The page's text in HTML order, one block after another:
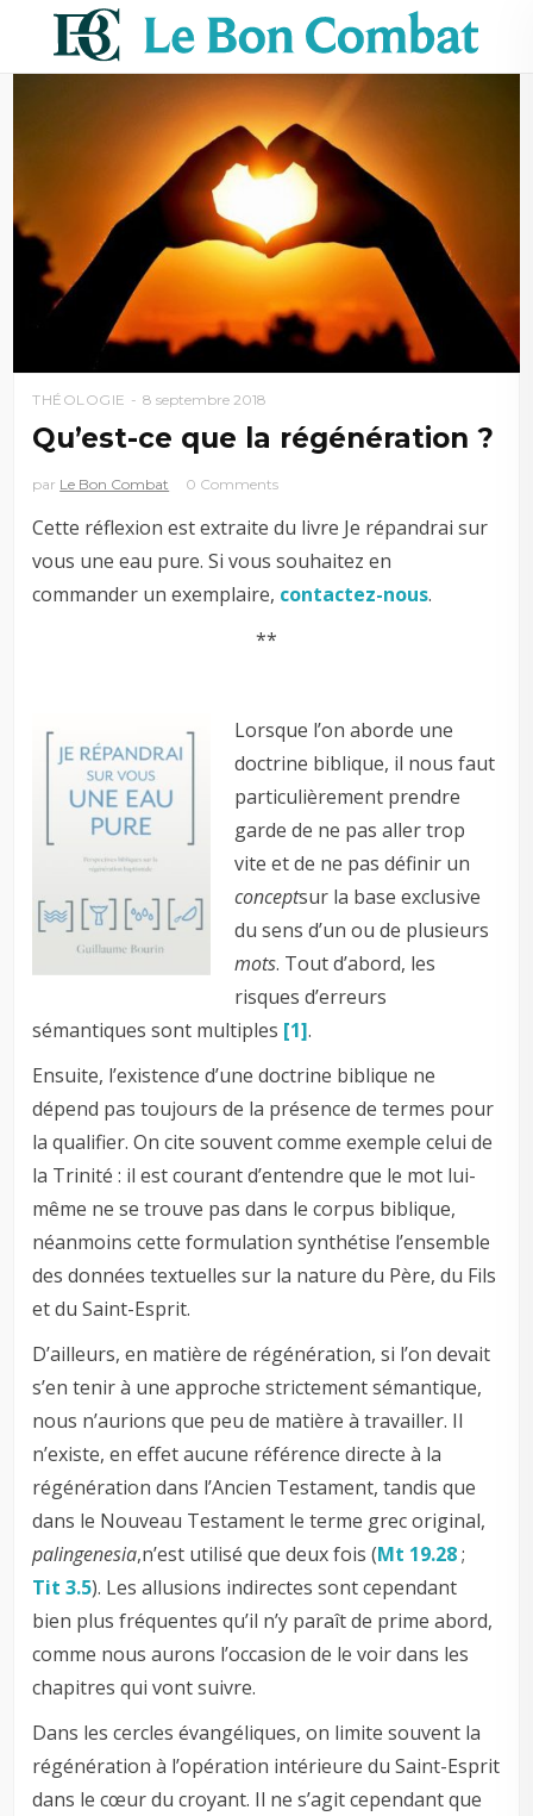
THÉOLOGIE 8 septembre 2018
Qu’est-ce que la régénération ?
par Le Bon Combat 0 Comments
Cette réflexion est extraite du livre Je répandrai sur
vous une eau pure. Si vous souhaitez en
commander un exemplaire, contactez-nous.
**
Lorsque l’on aborde une
doctrine biblique, il nous faut
particulièrement prendre
garde de ne pas aller trop
vite et de ne pas définir un
conceptsur la base exclusive
du sens d’un ou de plusieurs
mots. Tout d’abord, les
risques d’erreurs
sémantiques sont multiples [1].
Ensuite, l’existence d’une doctrine biblique ne
dépend pas toujours de la présence de termes pour
la qualifier. On cite souvent comme exemple celui de
la Trinité : il est courant d’entendre que le mot lui-
même ne se trouve pas dans le corpus biblique,
néanmoins cette formulation synthétise l’ensemble
des données textuelles sur la nature du Père, du Fils
et du Saint-Esprit.
D’ailleurs, en matière de régénération, si l’on devait
s’en tenir à une approche strictement sémantique,
nous n’aurions que peu de matière à travailler. Il
n’existe, en effet aucune référence directe à la
régénération dans l’Ancien Testament, tandis que
dans le Nouveau Testament le terme grec original,
palingenesia,n’est utilisé que deux fois (Mt 19.28;
Tit 3.5). Les allusions indirectes sont cependant
bien plus fréquentes qu’il n’y paraît de prime abord,
comme nous aurons l’occasion de le voir dans les
chapitres qui vont suivre.
Dans les cercles évangéliques, on limite souvent la
régénération à l’opération intérieure du Saint-Esprit
dans le cœur du croyant. Il ne s’agit cependant que